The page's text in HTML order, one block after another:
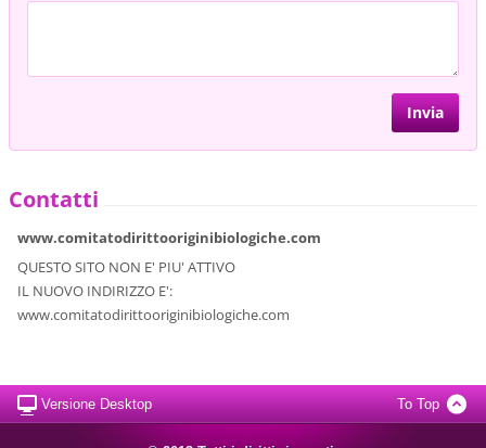
Contatti
www.comitatodirittooriginibiologiche.com
QUESTO SITO NON E' PIU' ATTIVO
IL NUOVO INDIRIZZO E':
www.comitatodirittooriginibiologiche.com
Versione Desktop To Top